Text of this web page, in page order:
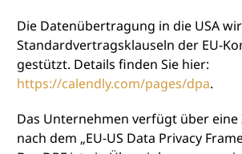
Die Datenübertragung in die USA
Standardvertragsklauseln der EU-
gestützt. Details finden Sie hier:
https://calendly.com/pages/dpa.
Das Unternehmen verfügt über
nach dem „EU-US Data Privacy